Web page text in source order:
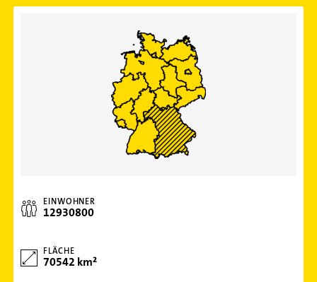
EINWOHNER
12930800
FLÄCHE
70542 km²